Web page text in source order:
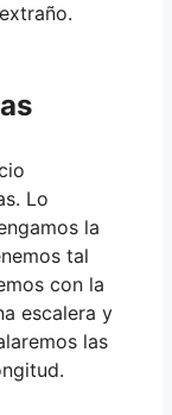
Lo
la
tal
con la
escalera y
las